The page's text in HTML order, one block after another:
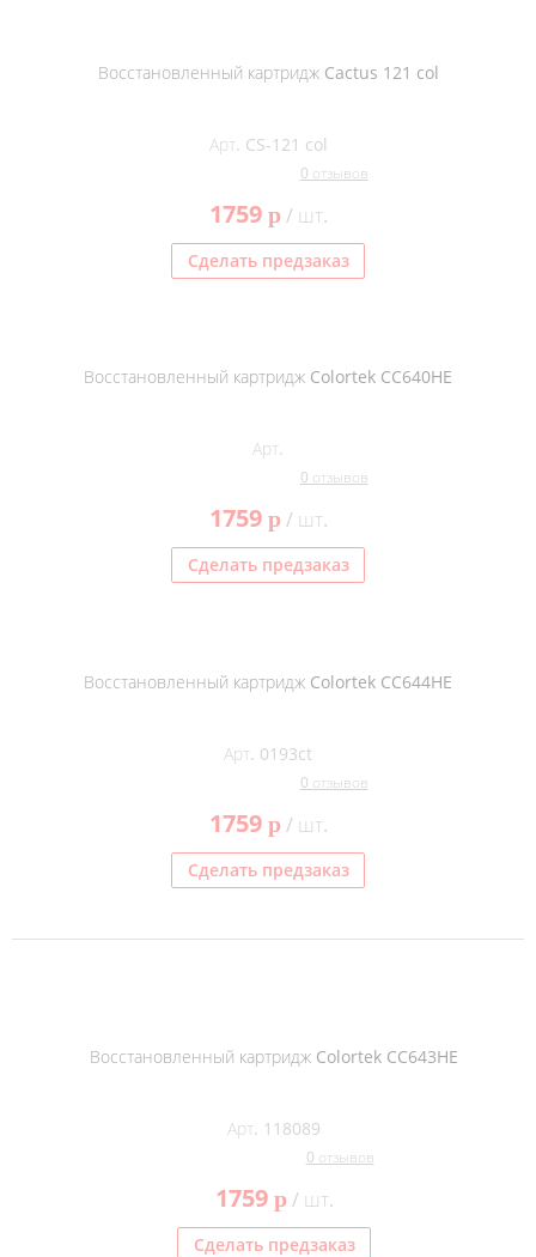
Восстановленный картридж Cactus 121 col
Арт. CS-121 col
0 отзывов
1759 p/ шт.
Сделать предзаказ
Восстановленный картридж Colortek CC640HE
Арт.
0 отзывов
1759 p/ шт.
Сделать предзаказ
Восстановленный картридж Colortek CC644HE
Арт. 0193ct
0 отзывов
1759 p/ шт.
Сделать предзаказ
Восстановленный картридж Colortek CC643HE
Арт. 118089
0 отзывов
1759 p/ шт.
Сделать предзаказ